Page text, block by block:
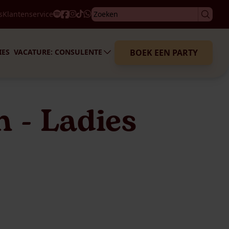
Klantenservice
VACATURE: CONSULENTE
Ervaringen
Aanmelden
BOEK EEN PARTY
- Ladies